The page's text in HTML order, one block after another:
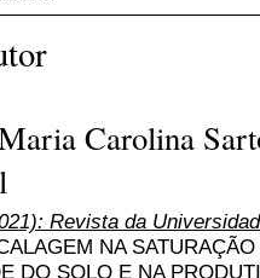
Carolina
Revista da
NA
DO SOLO E NA